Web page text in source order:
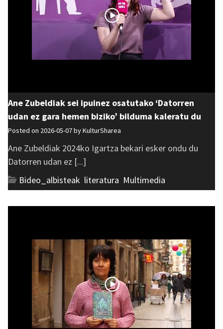
Ane Zubeldiak sei ipuinez osatutako ‘Datorren
udan ez gara hemen biziko’ bilduma kaleratu du
Posted on 2026-05-07 byKulturSharea
Ane Zubeldiak 2024ko Igartza bekari esker ondu du
Datorren udan ez [...]
Bideo_albisteak literatura Multimedia